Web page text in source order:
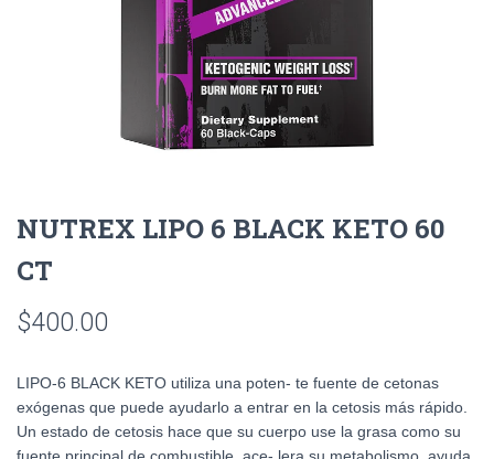
NUTREX LIPO 6 BLACK KETO 60
CT
$400.00
LIPO-6 BLACK KETO utiliza una poten- te fuente de cetonas
exógenas que puede ayudarlo a entrar en la cetosis más rápido.
Un estado de cetosis hace que su cuerpo use la grasa como su